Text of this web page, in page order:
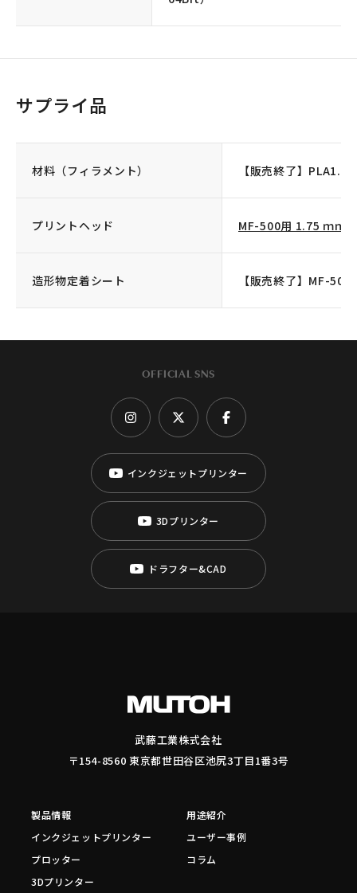
サプライ品
材料（フィラメント） 【販売終了】
プリントヘッド MF-500用 1.75 ｍｍ
造形物定着シート 【販売終了】MF-
OFFICIAL SNS
インクジェットプリンター
3Dプリンター
ドラフター&CAD
武藤工業株式会社
〒154-8560 東京都世田谷区池尻3丁目1番3号
製品情報
インクジェットプリンター
プロッター
3Dプリンター
用途紹介
ユーザー事例
コラム